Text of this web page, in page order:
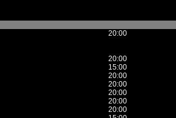
20:00
20:00
15:00
20:00
20:00
20:00
20:00
20:00